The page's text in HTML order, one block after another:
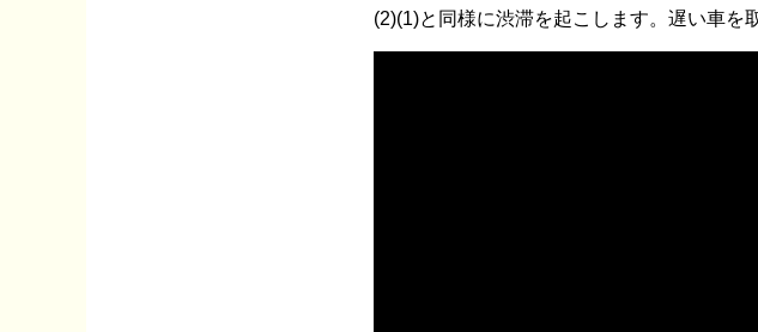
(2)(1)と同様に渋滞を起こします。遅い車を